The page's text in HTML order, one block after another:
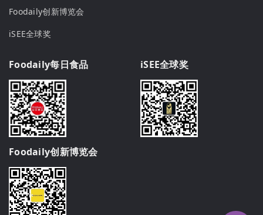
Foodaily创新博览会
iSEE全球奖
Foodaily每日食品 iSEE全球奖
Foodaily创新博览会